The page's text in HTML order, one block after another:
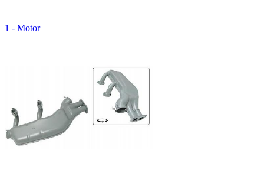
1 - Motor